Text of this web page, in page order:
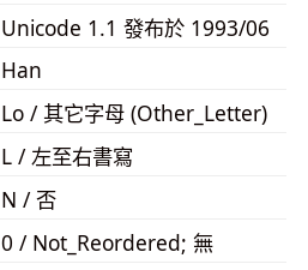
Unicode 1.1 發布於 1993/06
Han
Lo / 其它字母 (Other_Letter)
L / 左至右書寫
N / 否
0 / Not_Reordered; 無